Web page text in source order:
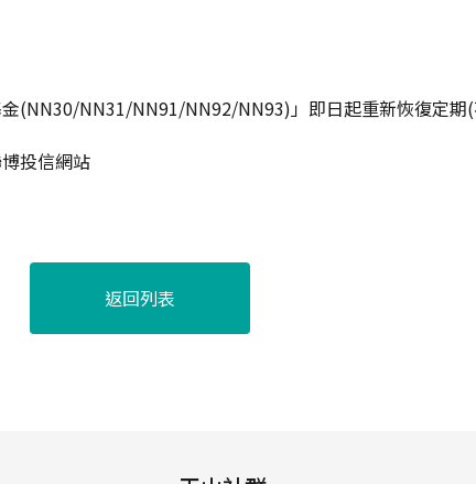
(NN30/NN31/NN91/NN92/NN93)」即日起重新恢復定期
投信網站
返回列表